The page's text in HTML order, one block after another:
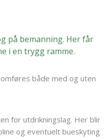
på bemanning. Her får
i en trygg ramme.
både med og uten
for utdrikningslag. Her blir
og eventuelt bueskyting